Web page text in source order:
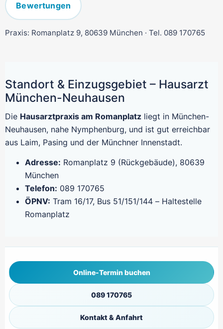
Bewertungen
Praxis: Romanplatz 9, 80639 München · Tel. 089 170765
Standort & Einzugsgebiet – Hausarzt
München-Neuhausen
Die Hausarztpraxis am Romanplatz liegt in München-
Neuhausen, nahe Nymphenburg, und ist gut erreichbar
aus Laim, Pasing und der Münchner Innenstadt.
Adresse: Romanplatz 9 (Rückgebäude), 80639
München
Telefon: 089 170765
ÖPNV: Tram 16/17, Bus 51/151/144 – Haltestelle
Romanplatz
Online-Termin buchen
089 170765
Kontakt & Anfahrt